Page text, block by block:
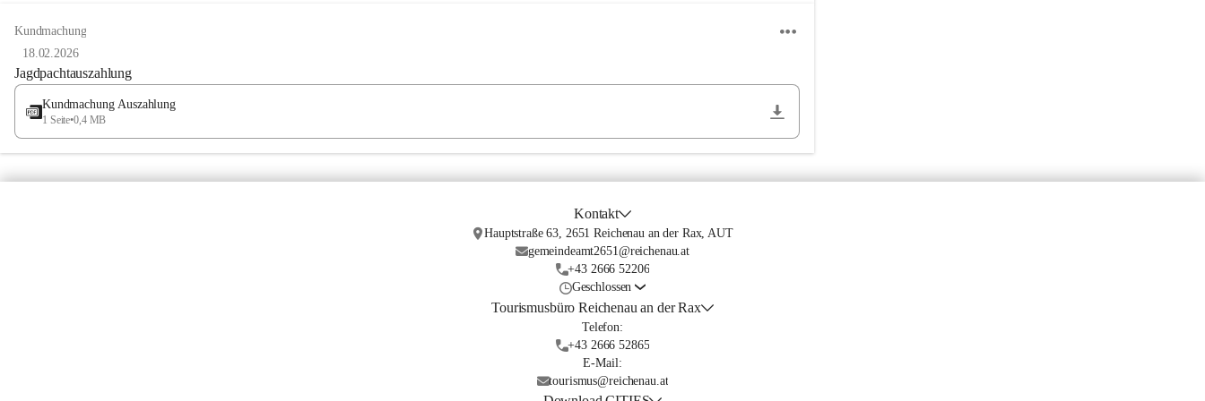
Kundmachung
18.02.2026
Jagdpachtauszahlung
Kundmachung Auszahlung
1 Seite•0,4 MB
Kontakt
Hauptstraße 63, 2651 Reichenau an der Rax, AUT
gemeindeamt2651@reichenau.at
+43 2666 52206
Geschlossen
Tourismusbüro Reichenau an der Rax
Telefon:
+43 2666 52865
E-Mail:
tourismus@reichenau.at